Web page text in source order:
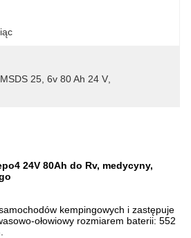
25 6v 80 Ah 24 V
24V 80Ah do Rv, medycyny,
kempingowych i zastępuje
ołowiowy rozmiarem baterii: 552